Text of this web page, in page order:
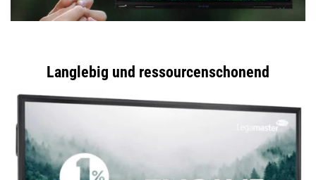
Langlebig und ressourcenschonend